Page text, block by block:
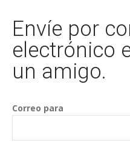
Envíe por
electrónico
un amigo.
Correo para